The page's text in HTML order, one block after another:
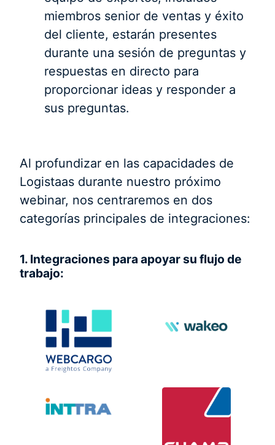
miembros senior de ventas y éxito
del cliente, estarán presentes
durante una sesión de preguntas y
respuestas en directo para
proporcionar ideas y responder a
sus preguntas.
Al profundizar en las capacidades de
Logistaas durante nuestro próximo
webinar, nos centraremos en dos
categorías principales de integraciones:
1. Integraciones para apoyar su flujo de
trabajo: